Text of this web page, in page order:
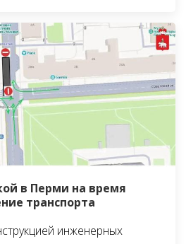
в Перми на время
транспорта
инженерных